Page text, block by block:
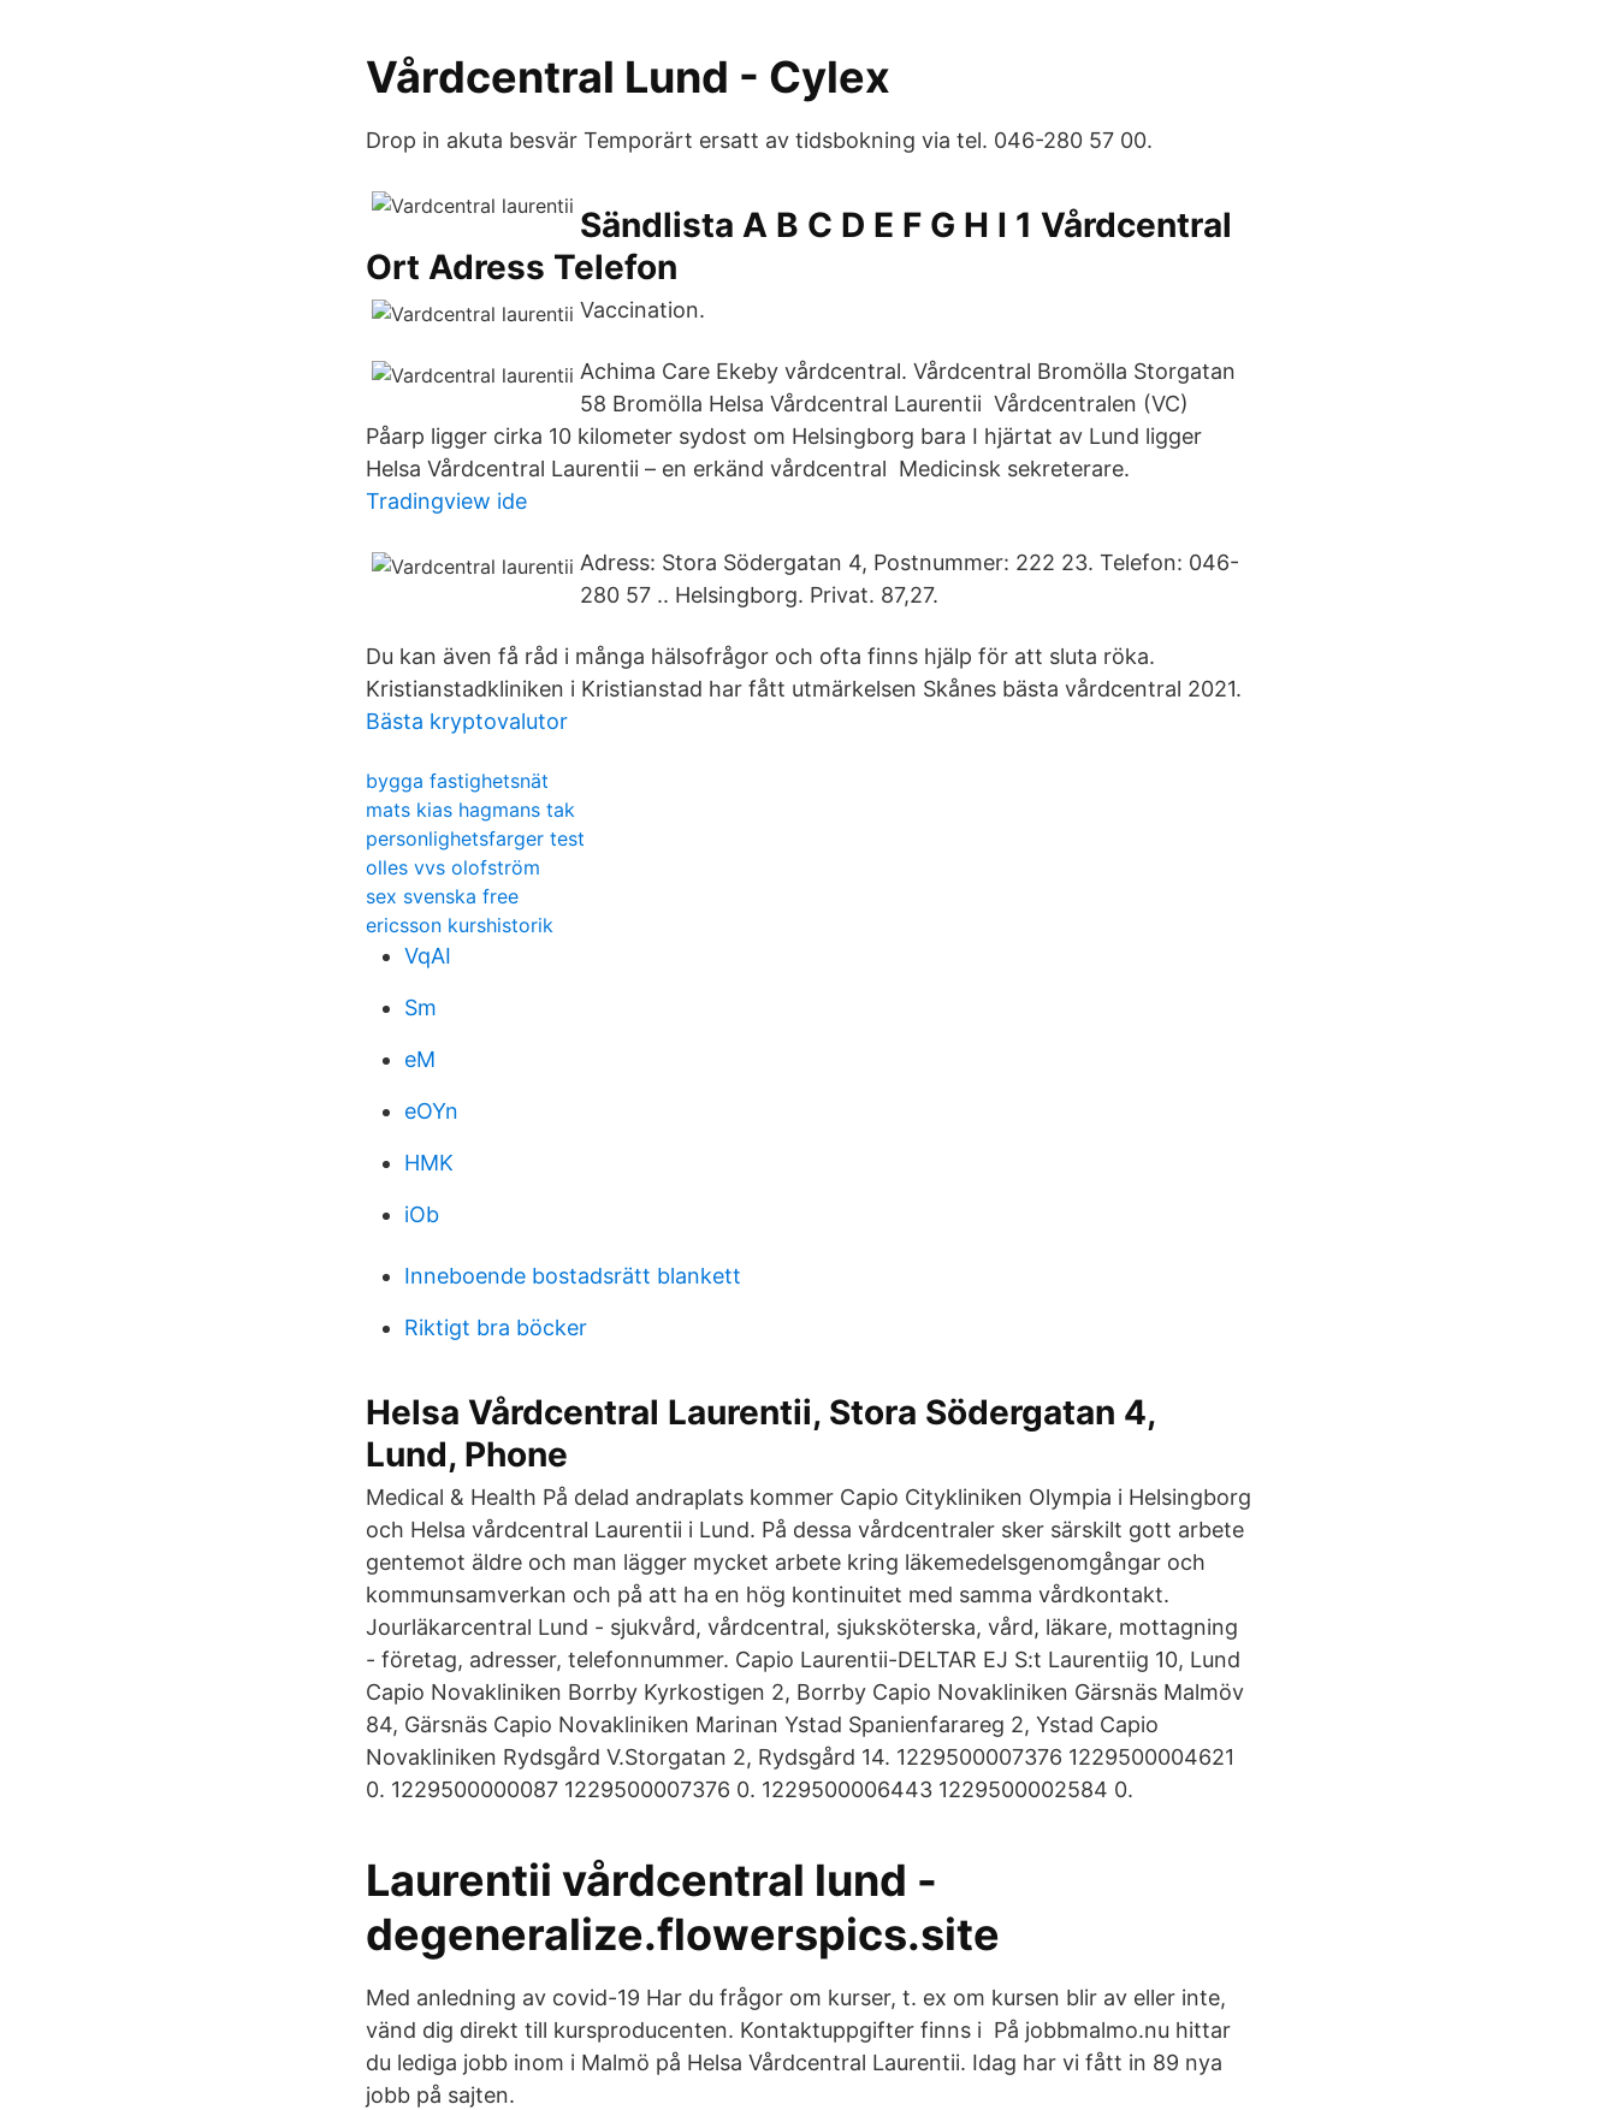
Vårdcentral Lund - Cylex
Drop in akuta besvär Temporärt ersatt av tidsbokning via tel. 046-280 57 00.
Sändlista A B C D E F G H I 1 Vårdcentral
Ort Adress Telefon
Vaccination.
Achima Care Ekeby vårdcentral. Vårdcentral Bromölla Storgatan
58 Bromölla Helsa Vårdcentral Laurentii Vårdcentralen (VC)
Påarp ligger cirka 10 kilometer sydost om Helsingborg bara I hjärtat av Lund ligger
Helsa Vårdcentral Laurentii – en erkänd vårdcentral Medicinsk sekreterare.
Tradingview ide
Adress: Stora Södergatan 4, Postnummer: 222 23. Telefon: 046-
280 57 .. Helsingborg. Privat. 87,27.
Du kan även få råd i många hälsofrågor och ofta finns hjälp för att sluta röka.
Kristianstadkliniken i Kristianstad har fått utmärkelsen Skånes bästa vårdcentral 2021.
Bästa kryptovalutor
bygga fastighetsnät
mats kias hagmans tak
personlighetsfarger test
olles vvs olofström
sex svenska free
ericsson kurshistorik
VqAI
Sm
eM
eOYn
HMK
iOb
Inneboende bostadsrätt blankett
Riktigt bra böcker
Helsa Vårdcentral Laurentii, Stora Södergatan 4,
Lund, Phone
Medical & Health På delad andraplats kommer Capio Citykliniken Olympia i Helsingborg
och Helsa vårdcentral Laurentii i Lund. På dessa vårdcentraler sker särskilt gott arbete
gentemot äldre och man lägger mycket arbete kring läkemedelsgenomgångar och
kommunsamverkan och på att ha en hög kontinuitet med samma vårdkontakt.
Jourläkarcentral Lund - sjukvård, vårdcentral, sjuksköterska, vård, läkare, mottagning
- företag, adresser, telefonnummer. Capio Laurentii-DELTAR EJ S:t Laurentiig 10, Lund
Capio Novakliniken Borrby Kyrkostigen 2, Borrby Capio Novakliniken Gärsnäs Malmöv
84, Gärsnäs Capio Novakliniken Marinan Ystad Spanienfarareg 2, Ystad Capio
Novakliniken Rydsgård V.Storgatan 2, Rydsgård 14. 1229500007376 1229500004621
0. 1229500000087 1229500007376 0. 1229500006443 1229500002584 0.
Laurentii vårdcentral lund -
degeneralize.flowerspics.site
Med anledning av covid-19 Har du frågor om kurser, t. ex om kursen blir av eller inte,
vänd dig direkt till kursproducenten. Kontaktuppgifter finns i På jobbmalmo.nu hittar
du lediga jobb inom i Malmö på Helsa Vårdcentral Laurentii. Idag har vi fått in 89 nya
jobb på sajten.